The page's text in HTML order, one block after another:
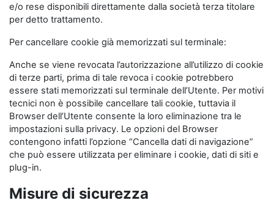
e/o rese disponibili direttamente dalla società terza titolare
per detto trattamento.
Per cancellare cookie già memorizzati sul terminale:
Anche se viene revocata l’autorizzazione all’utilizzo di cookie
di terze parti, prima di tale revoca i cookie potrebbero
essere stati memorizzati sul terminale dell’Utente. Per motivi
tecnici non è possibile cancellare tali cookie, tuttavia il
Browser dell’Utente consente la loro eliminazione tra le
impostazioni sulla privacy. Le opzioni del Browser
contengono infatti l’opzione “Cancella dati di navigazione”
che può essere utilizzata per eliminare i cookie, dati di siti e
plug-in.
Misure di sicurezza